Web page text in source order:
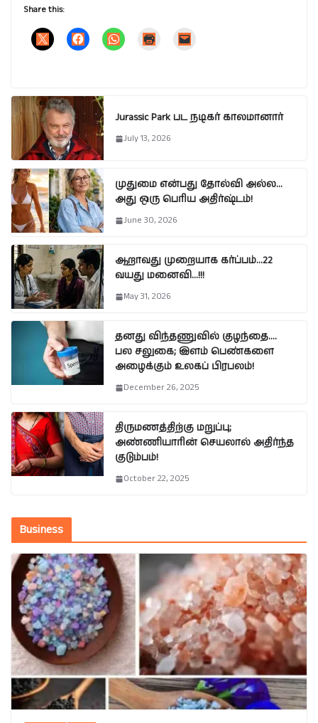
Share this:
Jurassic Park பட நடிகர் காலமானார்
July 13, 2026
முதுமை என்பது தோல்வி அல்ல…
அது ஒரு பெரிய அதிர்ஷ்டம்!
June 30, 2026
ஆறாவது முறையாக கர்ப்பம்…22
வயது மனைவி…!!!
May 31, 2026
தனது விந்தணுவில் குழந்தை….
பல சலுகை; இளம் பெண்களை
அழைக்கும் உலகப் பிரபலம்!
December 26, 2025
திருமணத்திற்கு மறுப்பு;
அண்ணியாரின் செயலால் அதிர்ந்த
குடும்பம்!
October 22, 2025
Business